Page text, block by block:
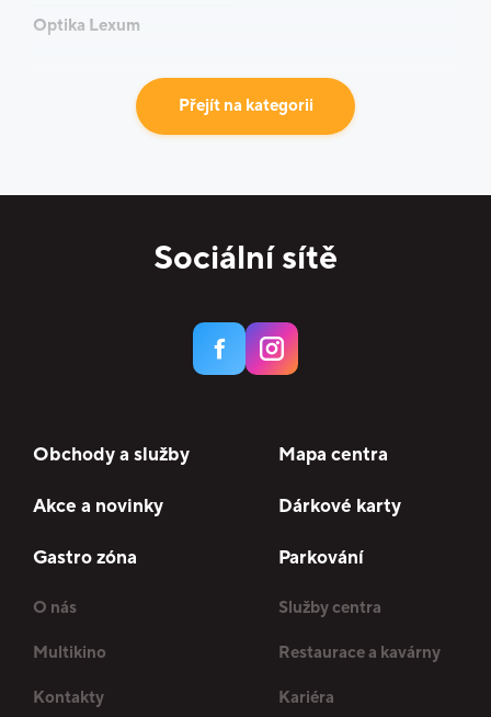
Optika Lexum
Přejít na kategorii
Sociální sítě
Obchody a služby Mapa centra
Akce a novinky Dárkové karty
Gastro zóna Parkování
O nás Služby centra
Multikino Restaurace a kavárny
Kontakty Kariéra